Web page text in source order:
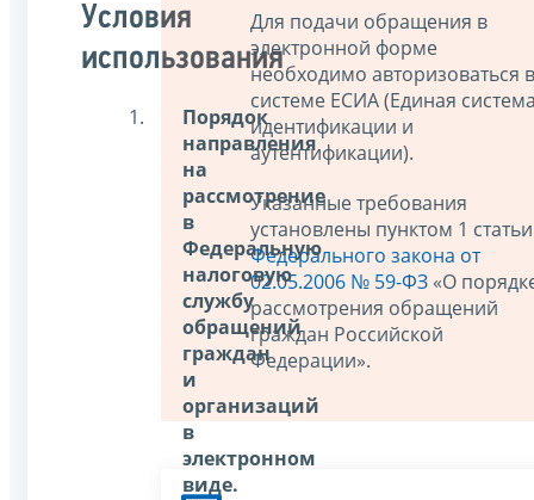
Условия
использования
Порядок
направления
на
рассмотрение
в
Федеральную
налоговую
службу
обращений
граждан
и
организаций
в
электронном
виде.
Для подачи обращения в
электронной форме
необходимо авторизоваться в
системе ЕСИА (Единая
идентификации и
аутентификации).
Указанные требования
установлены пунктом 1
Федерального закона от
02.05.2006 № 59-ФЗ «О
рассмотрения обращений
граждан Российской
Федерации».